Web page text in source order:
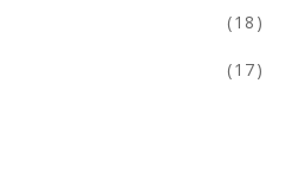
(18)
(17)